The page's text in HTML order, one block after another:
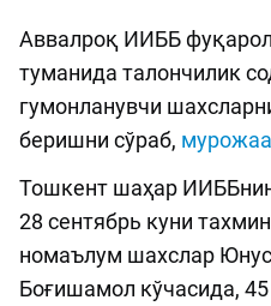
Аввалроқ ИИББ
туманида талончилик
гумонланувчи
беришни сўраб,
Тошкент шаҳар
28 сентябрь куни
номаълум шахслар
Боғишамол кўчасида,